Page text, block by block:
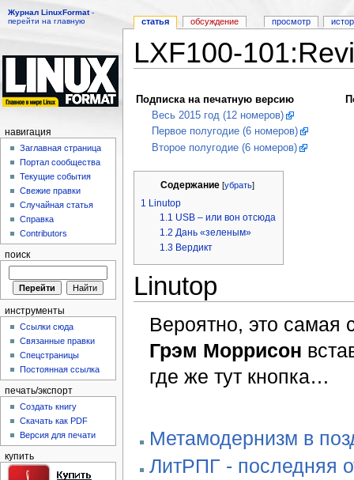
Журнал LinuxFormat-
перейти на главную
LXF100-
Подписка на печатную версию
Весь 2015 год (12 номеров)
Первое полугодие (6 номеров)
Второе полугодие (6 номеров)
Содержание[убрать]
1 Linutop
1.1 USB – или вон отсюда
1.2 Дань «зеленым»
1.3 Вердикт
Linutop
Вероятно, это самая
Грэм Моррисон
где же тут кнопка…
Метамодернизм в
ЛитРПГ - последняя
статья обсуждение просмотр
навигация
Заглавная страница
Портал сообщества
Текущие события
Свежие правки
Случайная статья
Справка
Contributors
поиск
инструменты
Ссылки сюда
Связанные правки
Спецстраницы
Постоянная ссылка
печать/экспорт
Создать книгу
Скачать как PDF
Версия для печати
купить